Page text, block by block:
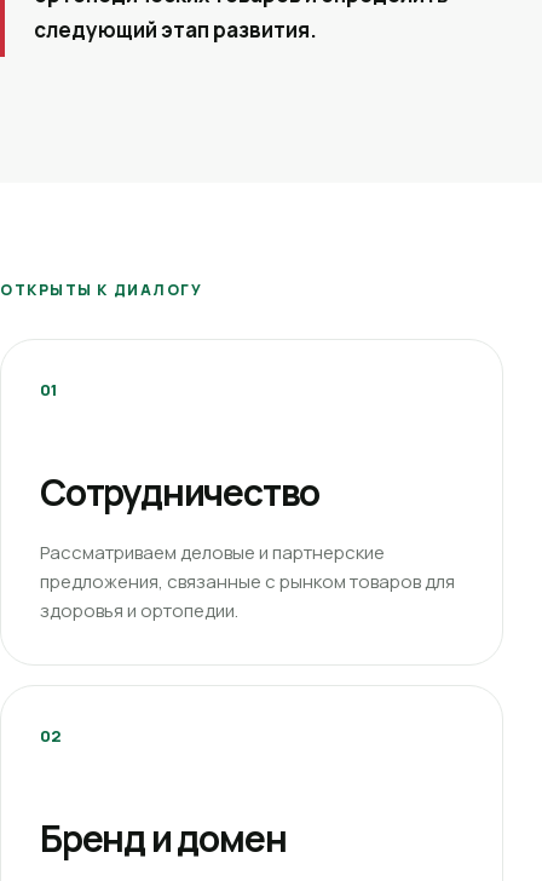
следующий этап развития.
ОТКРЫТЫ К ДИАЛОГУ
01
Сотрудничество
Рассматриваем деловые и партнерские
предложения, связанные с рынком товаров для
здоровья и ортопедии.
02
Бренд и домен